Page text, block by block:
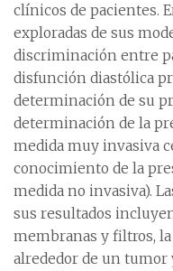
clínicos de pacientes.
exploradas de sus
discriminación entre
disfunción diastólica
determinación de su
determinación de la
medida muy invasiva
conocimiento de la
medida no invasiva).
sus resultados
membranas y filtros,
alrededor de un tumor